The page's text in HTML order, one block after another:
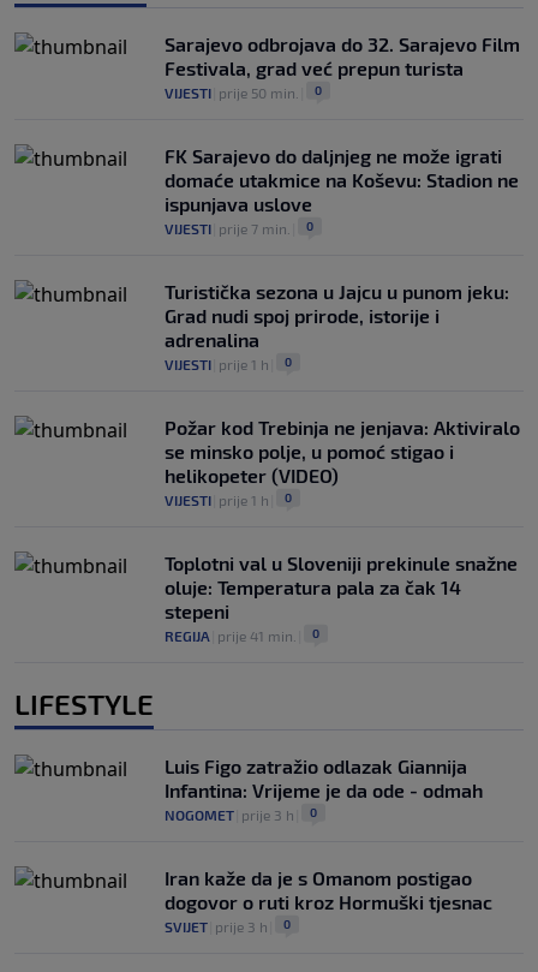
Sarajevo odbrojava do 32. Sarajevo Film
Festivala, grad već prepun turista
VIJESTI prije 50 min. 0
FK Sarajevo do daljnjeg ne može igrati
domaće utakmice na Koševu: Stadion ne
ispunjava uslove
VIJESTI prije 7 min. 0
Turistička sezona u Jajcu u punom jeku:
Grad nudi spoj prirode, istorije i
adrenalina
VIJESTI prije 1 h 0
Požar kod Trebinja ne jenjava: Aktiviralo
se minsko polje, u pomoć stigao i
helikopeter (VIDEO)
VIJESTI prije 1 h 0
Toplotni val u Sloveniji prekinule snažne
oluje: Temperatura pala za čak 14
stepeni
REGIJA prije 41 min. 0
LIFESTYLE
Luis Figo zatražio odlazak Giannija
Infantina: Vrijeme je da ode - odmah
NOGOMET prije 3 h 0
Iran kaže da je s Omanom postigao
dogovor o ruti kroz Hormuški tjesnac
SVIJET prije 3 h 0